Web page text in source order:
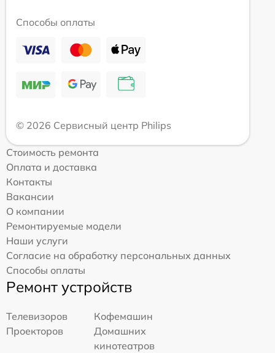
Способы оплаты
© 2026 Сервисный центр Philips
Стоимость ремонта
Оплата и доставка
Контакты
Вакансии
О компании
Ремонтируемые модели
Наши услуги
Согласие на обработку персональных данных
Способы оплаты
Ремонт устройств
Телевизоров
Кофемашин
Проекторов
Домашних
кинотеатров